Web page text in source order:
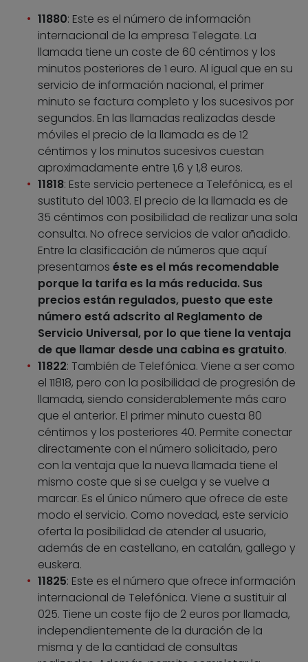
11880: Este es el número de información
internacional de la empresa Telegate. La
llamada tiene un coste de 60 céntimos y los
minutos posteriores de 1 euro. Al igual que en su
servicio de información nacional, el primer
minuto se factura completo y los sucesivos por
segundos. En las llamadas realizadas desde
móviles el precio de la llamada es de 12
céntimos y los minutos sucesivos cuestan
aproximadamente entre 1,6 y 1,8 euros.
11818: Este servicio pertenece a Telefónica, es el
sustituto del 1003. El precio de la llamada es de
35 céntimos con posibilidad de realizar una sola
consulta. No ofrece servicios de valor añadido.
Entre la clasificación de números que aquí
presentamos éste es el más recomendable
porque la tarifa es la más reducida. Sus
precios están regulados, puesto que este
número está adscrito al Reglamento de
Servicio Universal, por lo que tiene la ventaja
de que llamar desde una cabina es gratuito.
11822: También de Telefónica. Viene a ser como
el 11818, pero con la posibilidad de progresión de
llamada, siendo considerablemente más caro
que el anterior. El primer minuto cuesta 80
céntimos y los posteriores 40. Permite conectar
directamente con el número solicitado, pero
con la ventaja que la nueva llamada tiene el
mismo coste que si se cuelga y se vuelve a
marcar. Es el único número que ofrece de este
modo el servicio. Como novedad, este servicio
oferta la posibilidad de atender al usuario,
además de en castellano, en catalán, gallego y
euskera.
11825: Este es el número que ofrece información
internacional de Telefónica. Viene a sustituir al
025. Tiene un coste fijo de 2 euros por llamada,
independientemente de la duración de la
misma y de la cantidad de consultas